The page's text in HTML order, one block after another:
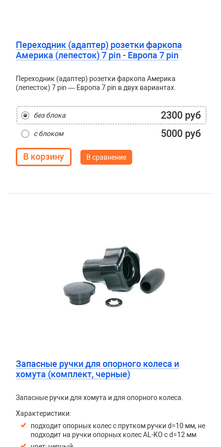
Переходник (адаптер) розетки фаркопа
Америка (лепесток) 7 pin - Европа 7 pin
Переходник (адаптер) розетки фаркопа Америка
(лепесток) 7 pin — Европа 7 pin в двух вариантах.
без блока 2300 руб
с блоком 5000 руб
В сравнение
Запасные ручки для опорного колеса и
хомута (комплект, черные)
Запасные ручки для хомута и для опорного колеса.
Характеристики:
подходит опорных колес с прутком ручки d=10 мм, не
подходит на ручки опорных колес AL-KO с d=12 мм